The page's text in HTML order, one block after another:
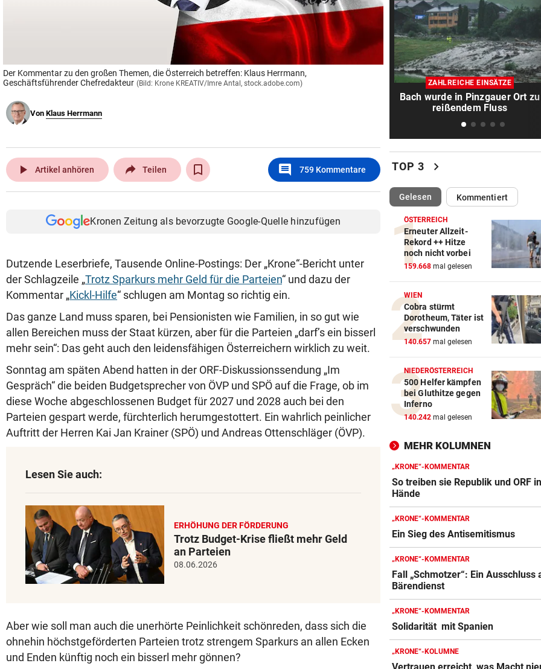
Der Kommentar zu den großen Themen, die Österreich betreffen: Klaus Herrmann,
Geschäftsführender Chefredakteur (Bild: Krone KREATIV/Imre Antal, stock.adobe.com)
Von Klaus Herrmann
play_arrow Artikel anhören Teilen comment 759 Kommentare
Kronen Zeitung als bevorzugte Google-Quelle hinzufügen
Dutzende Leserbriefe, Tausende Online-Postings: Der „Krone“-Bericht unter
der Schlagzeile „Trotz Sparkurs mehr Geld für die Parteien“ und dazu der
Kommentar „Kickl-Hilfe“ schlugen am Montag so richtig ein.
Das ganze Land muss sparen, bei Pensionisten wie Familien, in so gut wie
allen Bereichen muss der Staat kürzen, aber für die Parteien „darf’s ein bisserl
mehr sein“: Das geht auch den leidensfähigen Österreichern wirklich zu weit.
Sonntag am späten Abend hatten in der ORF-Diskussionssendung „Im
Gespräch“ die beiden Budgetsprecher von ÖVP und SPÖ auf die Frage, ob im
diese Woche abgeschlossenen Budget für 2027 und 2028 auch bei den
Parteien gespart werde, fürchterlich herumgestottert. Ein wahrlich peinlicher
Auftritt der Herren Kai Jan Krainer (SPÖ) und Andreas Ottenschläger (ÖVP).
Lesen Sie auch:
ERHÖHUNG DER FÖRDERUNG
Trotz Budget-Krise fließt mehr Geld
an Parteien
08.06.2026
Aber wie soll man auch die unerhörte Peinlichkeit schönreden, dass sich die
ohnehin höchstgeförderten Parteien trotz strengem Sparkurs an allen Ecken
und Enden künftig noch ein bisserl mehr gönnen?
NACH WIEN AUF MYKONOS
Luxus am Meer! Sabalenka
gewährt private Einblicke
„IHR SEID DER HAMMER!“
Feuerwehr befreite Kalb aus
misslicher Lage
Hochgefühle dank
eines Kult-Sponsors
Enttäuschende Zweitliga-
Rückkehr nach Grödig
2. LIGA – 2. RUNDE
Fehlstart komplett! Nächste
für St. Pölten
Wieder Muren nach
Dramatik im Valser Tal
IN GREENSBORO
Straka verpasst bei PGA-
den Cut vorzeitig
SCHRIEB WM-GESCHICHTE
Bayern kassiert Millionen –
Spider-Man im BMW-
Anwalt auf den Plan
TROTZ ENTSCHULDIGUNG
Sager wirkt nach: Mütter-
Aufstand gegen Kanzler
SCHLÜSSEL IM PKW
Dreijähriger Bub wurde aus
heißem Auto gerettet
Regiestar: „Jeder will von
Erfolgsrezept“
ZAHLREICHE EINSÄTZE
Bach wurde in Pinzgauer Ort zu
reißendem Fluss
TOP 3 chevron_right
Gelesen(ausgewählt)Kommentiert
ÖSTERREICH
Erneuter Allzeit-
Rekord ++ Hitze
noch nicht vorbei
159.668 mal gelesen
WIEN
Cobra stürmt
Dorotheum, Täter ist
verschwunden
140.657 mal gelesen
NIEDERÖSTERREICH
500 Helfer kämpfen
bei Gluthitze gegen
Inferno
140.242 mal gelesen
MEHR KOLUMNEN
„KRONE“-KOMMENTAR
So treiben sie Republik und ORF
Hände
„KRONE“-KOMMENTAR
Ein Sieg des Antisemitismus
„KRONE“-KOMMENTAR
Fall „Schmotzer“: Ein Ausschluss
Bärendienst
„KRONE“-KOMMENTAR
Solidarität mit Spanien
„KRONE“-KOLUMNE